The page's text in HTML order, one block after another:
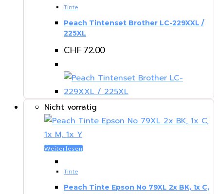
Tinte
Peach Tintenset Brother LC-229XXL /
225XL
CHF 72.00
Nicht vorrätig
Weiterlesen
Tinte
Peach Tinte Epson No 79XL 2x BK, 1x C,